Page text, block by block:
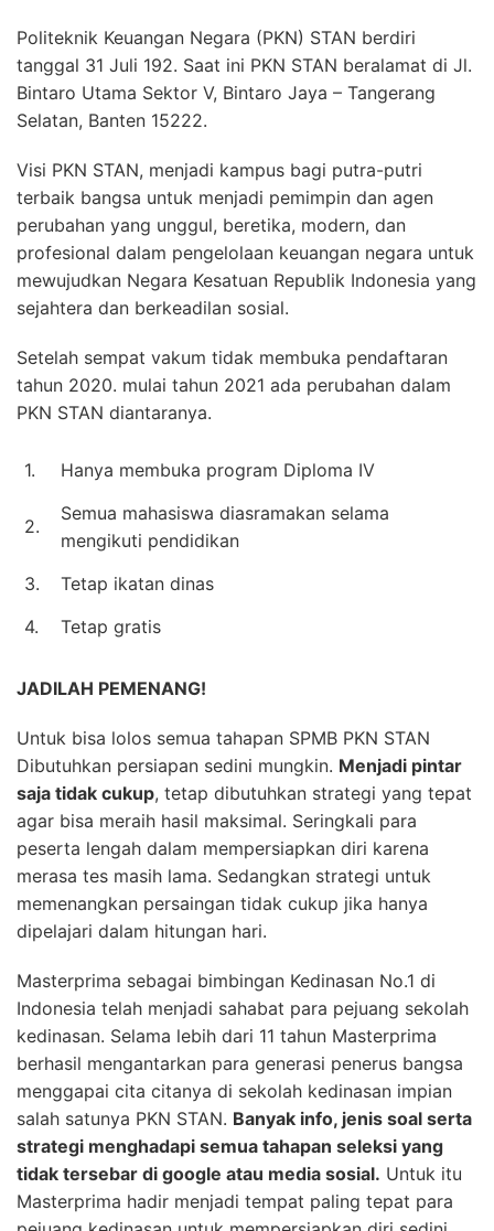
Politeknik Keuangan Negara (PKN) STAN berdiri
tanggal 31 Juli 192. Saat ini PKN STAN beralamat di Jl.
Bintaro Utama Sektor V, Bintaro Jaya – Tangerang
Selatan, Banten 15222.
Visi PKN STAN, menjadi kampus bagi putra-putri
terbaik bangsa untuk menjadi pemimpin dan agen
perubahan yang unggul, beretika, modern, dan
profesional dalam pengelolaan keuangan negara untuk
mewujudkan Negara Kesatuan Republik Indonesia yang
sejahtera dan berkeadilan sosial.
Setelah sempat vakum tidak membuka pendaftaran
tahun 2020. mulai tahun 2021 ada perubahan dalam
PKN STAN diantaranya.
1. Hanya membuka program Diploma IV
2.
Semua mahasiswa diasramakan selama
mengikuti pendidikan
3.
Tetap ikatan dinas
4.
Tetap gratis
JADILAH PEMENANG!
Untuk bisa lolos semua tahapan SPMB PKN STAN
Dibutuhkan persiapan sedini mungkin. Menjadi pintar
saja tidak cukup, tetap dibutuhkan strategi yang tepat
agar bisa meraih hasil maksimal. Seringkali para
peserta lengah dalam mempersiapkan diri karena
merasa tes masih lama. Sedangkan strategi untuk
memenangkan persaingan tidak cukup jika hanya
dipelajari dalam hitungan hari.
Masterprima sebagai bimbingan Kedinasan No.1 di
Indonesia telah menjadi sahabat para pejuang sekolah
kedinasan. Selama lebih dari 11 tahun Masterprima
berhasil mengantarkan para generasi penerus bangsa
menggapai cita citanya di sekolah kedinasan impian
salah satunya PKN STAN. Banyak info, jenis soal serta
strategi menghadapi semua tahapan seleksi yang
tidak tersebar di google atau media sosial. Untuk itu
Masterprima hadir menjadi tempat paling tepat para